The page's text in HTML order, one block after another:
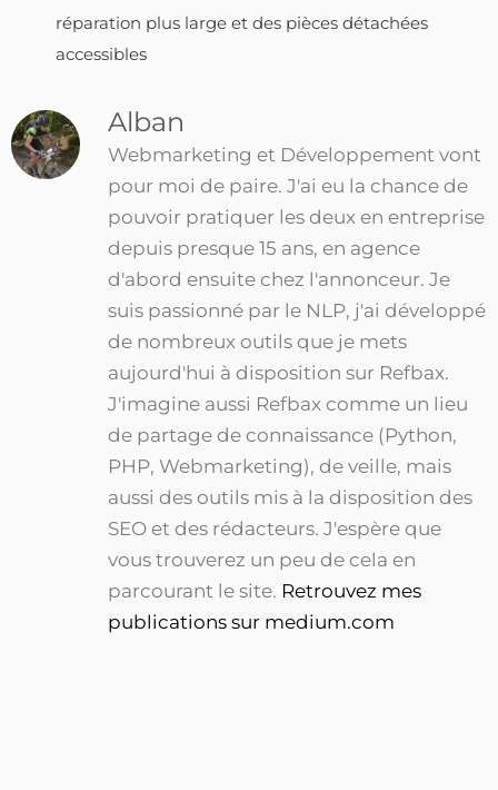
réparation plus large et des pièces détachées
accessibles
Alban
Webmarketing et Développement vont
pour moi de paire. J'ai eu la chance de
pouvoir pratiquer les deux en entreprise
depuis presque 15 ans, en agence
d'abord ensuite chez l'annonceur. Je
suis passionné par le NLP, j'ai développé
de nombreux outils que je mets
aujourd'hui à disposition sur Refbax.
J'imagine aussi Refbax comme un lieu
de partage de connaissance (Python,
PHP, Webmarketing), de veille, mais
aussi des outils mis à la disposition des
SEO et des rédacteurs. J'espère que
vous trouverez un peu de cela en
parcourant le site. Retrouvez mes
publications sur medium.com